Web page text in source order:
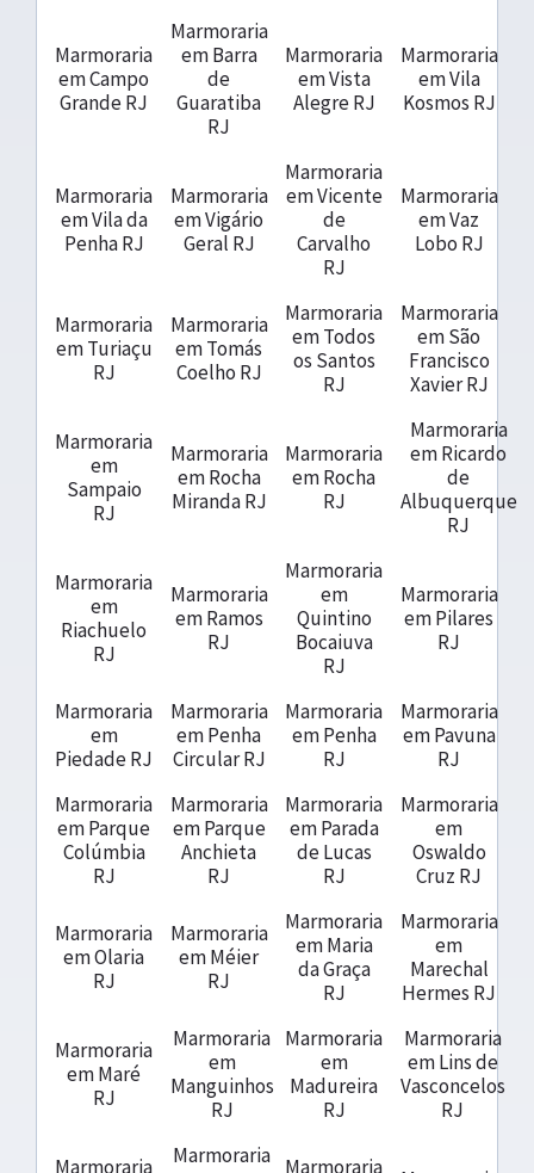
Marmoraria
em Campo
Grande RJ
Marmoraria
em Barra
de
Guaratiba
RJ
Marmoraria
em Vista
Alegre RJ
Marmoraria
em Vila
Kosmos RJ
Marmoraria
em Vila da
Penha RJ
Marmoraria
em Vigário
Geral RJ
Marmoraria
em Vicente
de
Carvalho
RJ
Marmoraria
em Vaz
Lobo RJ
Marmoraria
em Turiaçu
RJ
Marmoraria
em Tomás
Coelho RJ
Marmoraria
em Todos
os Santos
RJ
Marmoraria
em São
Francisco
Xavier RJ
Marmoraria
em
Sampaio
RJ
Marmoraria
em Rocha
Miranda RJ
Marmoraria
em Rocha
RJ
Marmoraria
em Ricardo
de
Albuquerque
RJ
Marmoraria
em
Riachuelo
RJ
Marmoraria
em Ramos
RJ
Marmoraria
em
Quintino
Bocaiuva
RJ
Marmoraria
em Pilares
RJ
Marmoraria
em
Piedade RJ
Marmoraria
em Penha
Circular RJ
Marmoraria
em Penha
RJ
Marmoraria
em Pavuna
RJ
Marmoraria
em Parque
Colúmbia
RJ
Marmoraria
em Parque
Anchieta
RJ
Marmoraria
em Parada
de Lucas
RJ
Marmoraria
em
Oswaldo
Cruz RJ
Marmoraria
em Olaria
RJ
Marmoraria
em Méier
RJ
Marmoraria
em Maria
da Graça
RJ
Marmoraria
em
Marechal
Hermes RJ
Marmoraria
em Maré
RJ
Marmoraria
em
Manguinhos
RJ
Marmoraria
em
Madureira
RJ
Marmoraria
em Lins de
Vasconcelos
RJ
Marmoraria
Marmoraria Marmoraria